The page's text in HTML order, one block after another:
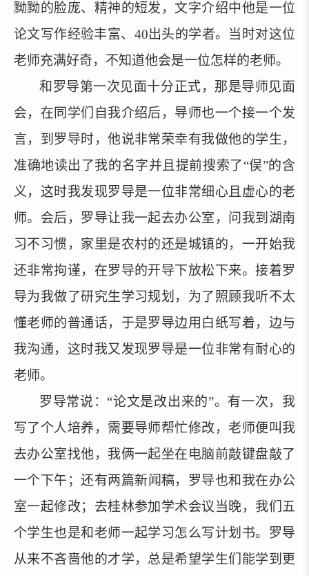
黝黝的脸庞、精神的短发，文字介绍中他是一位
论文写作经验丰富、 40出头的学者。当时对这位
老师充满好奇，不知道他会是一位怎样的老师。
和罗导第一次见面十分正式，那是导师见面
会，在同学们自我介绍后，导师也一个接一个发
言，到罗导时，他说非常荣幸有我做他的学生，
准确地读出了我的名字并且提前搜索了“俣”的含
义，这时我发现罗导是一位非常细心且虚心的老
师。会后，罗导让我一起去办公室，问我到湖南
习不习惯，家里是农村的还是城镇的，一开始我
还非常拘谨，在罗导的开导下放松下来。接着罗
导为我做了研究生学习规划，为了照顾我听不太
懂老师的普通话，于是罗导边用白纸写着，边与
我沟通，这时我又发现罗导是一位非常有耐心的
老师。
罗导常说： “论文是改出来的”。有一次，我
写了个人培养，需要导师帮忙修改，老师便叫我
去办公室找他，我俩一起坐在电脑前敲键盘敲了
一个下午；还有两篇新闻稿，罗导也和我在办公
室一起修改；去桂林参加学术会议当晚，我们五
个学生也是和老师一起学习怎么写计划书。罗导
从来不吝啬他的才学，总是希望学生们能学到更